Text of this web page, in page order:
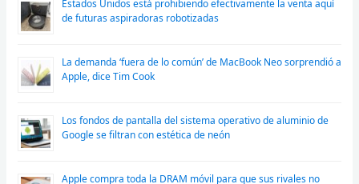
Estados Unidos está prohibiendo efectivamente la venta aquí
de futuras aspiradoras robotizadas
La demanda ‘fuera de lo común’ de MacBook Neo sorprendió a
Apple, dice Tim Cook
Los fondos de pantalla del sistema operativo de aluminio de
Google se filtran con estética de neón
Apple compra toda la DRAM móvil para que sus rivales no